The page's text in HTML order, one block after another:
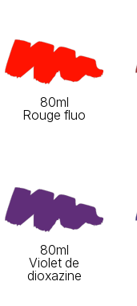
80ml
Rouge fluo
80ml
Violet de
dioxazine